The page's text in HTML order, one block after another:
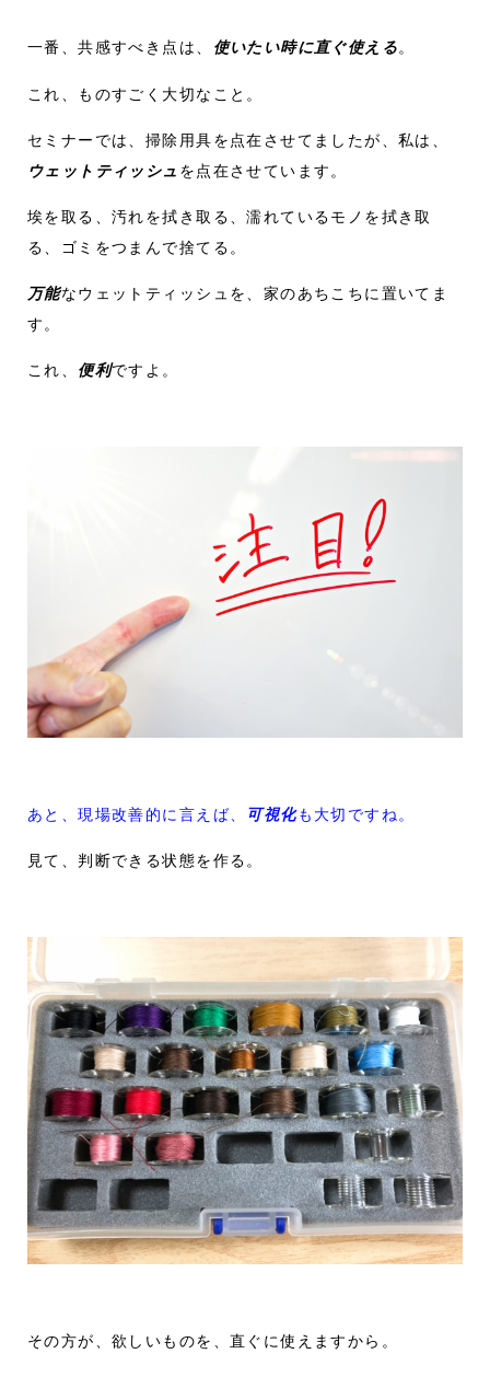
一番、共感すべき点は、 使いたい時に直ぐ使える。
これ、ものすごく大切なこと。
セミナーでは、掃除用具を点在させてましたが、私は、
ウェットティッシュ を点在させています。
埃を取る、汚れを拭き取る、濡れているモノを拭き取
る、ゴミをつまんで捨てる。
万能なウェットティッシュを、家のあちこちに置いてま
す。
これ、 便利ですよ。
あと、現場改善的に言えば、 可視化も大切ですね。
見て、判断できる状態を作る。
その方が、欲しいものを、直ぐに使えますから。